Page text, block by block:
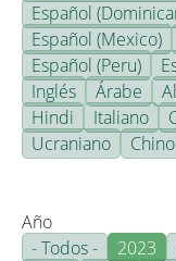
Español
Español (Mexico)
Español (Peru)
Inglés
Árabe
Hindi
Italiano
Ucraniano
Chino
Año
- Todos -
2023